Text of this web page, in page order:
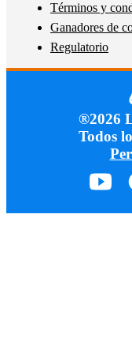
Términos y
Ganadores de
Regulatorio
®2026
Todos